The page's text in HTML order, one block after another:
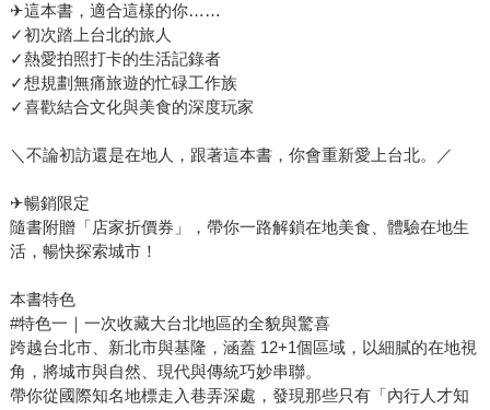
✈這本書，適合這樣的你……
✓初次踏上台北的旅人
✓熱愛拍照打卡的生活記錄者
✓想規劃無痛旅遊的忙碌工作族
✓喜歡結合文化與美食的深度玩家
＼不論初訪還是在地人，跟著這本書，你會重新愛上台北。／
✈暢銷限定
隨書附贈「店家折價券」，帶你一路解鎖在地美食、體驗在地生
活，暢快探索城市！
本書特色
#特色一｜一次收藏大台北地區的全貌與驚喜
跨越台北市、新北市與基隆，涵蓋 12+1個區域，以細膩的在地視
角，將城市與自然、現代與傳統巧妙串聯。
帶你從國際知名地標走入巷弄深處，發現那些只有「內行人才知